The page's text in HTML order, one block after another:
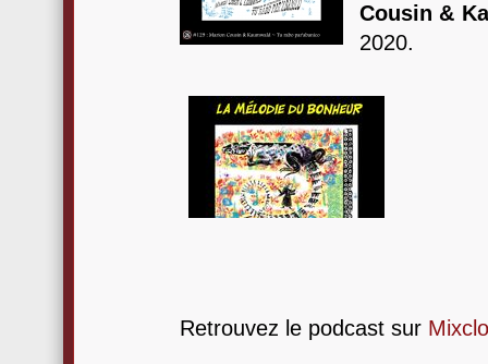
Cousin &
2020.
Retrouvez le podcast sur